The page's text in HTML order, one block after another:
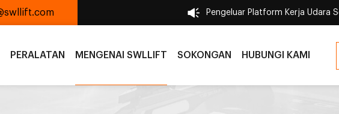
Pengeluar Platform Kerja Udara
PERALATAN MENGENAI SWLLIFT SOKONGAN HUBUNGI KAMI